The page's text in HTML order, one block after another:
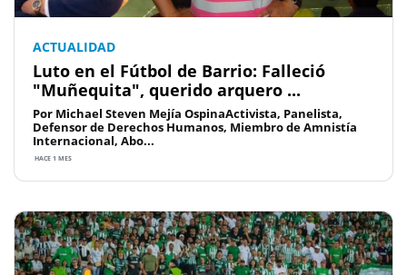
ACTUALIDAD
Luto en el Fútbol de Barrio: Falleció
"Muñequita", querido arquero ...
Por Michael Steven Mejía OspinaActivista, Panelista,
Defensor de Derechos Humanos, Miembro de Amnistía
Internacional, Abo...
HACE 1 MES